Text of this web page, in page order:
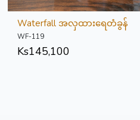
Waterfall အလှထားရေတံခွန်
WF-119
Ks145,100